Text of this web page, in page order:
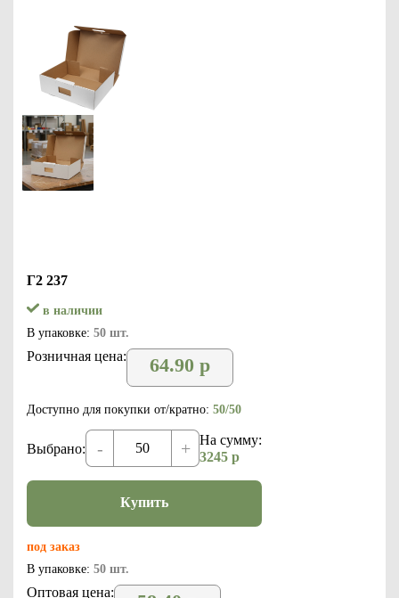
Г2 237
в наличии
В упаковке: 50 шт.
Розничная цена: 64.90 р
Доступно для покупки от/кратно: 50/50
Выбрано: - +
На сумму:
3245 р
Купить
под заказ
В упаковке: 50 шт.
Оптовая цена: